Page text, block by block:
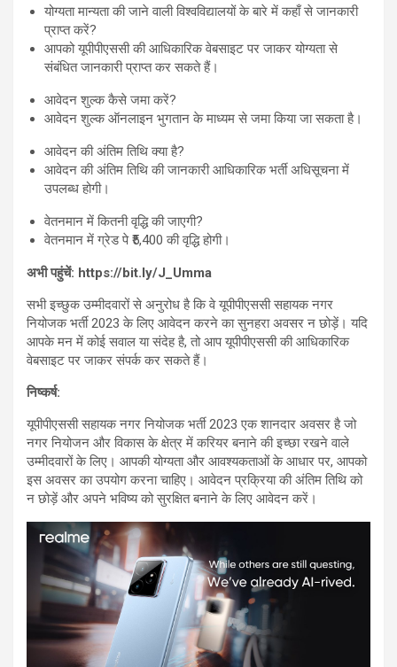
योग्यता मान्यता की जाने वाली विश्वविद्यालयों के बारे में कहाँ से जानकारी
प्राप्त करें?
आपको यूपीपीएससी की आधिकारिक वेबसाइट पर जाकर योग्यता से
संबंधित जानकारी प्राप्त कर सकते हैं।
आवेदन शुल्क कैसे जमा करें?
आवेदन शुल्क ऑनलाइन भुगतान के माध्यम से जमा किया जा सकता है।
आवेदन की अंतिम तिथि क्या है?
आवेदन की अंतिम तिथि की जानकारी आधिकारिक भर्ती अधिसूचना में
उपलब्ध होगी।
वेतनमान में कितनी वृद्धि की जाएगी?
वेतनमान में ग्रेड पे ₹5,400 की वृद्धि होगी।
अभी पहुंचें: https://bit.ly/J_Umma
सभी इच्छुक उम्मीदवारों से अनुरोध है कि वे यूपीपीएससी सहायक नगर
नियोजक भर्ती 2023 के लिए आवेदन करने का सुनहरा अवसर न छोड़ें। यदि
आपके मन में कोई सवाल या संदेह है, तो आप यूपीपीएससी की आधिकारिक
वेबसाइट पर जाकर संपर्क कर सकते हैं।
निष्कर्ष:
यूपीपीएससी सहायक नगर नियोजक भर्ती 2023 एक शानदार अवसर है जो
नगर नियोजन और विकास के क्षेत्र में करियर बनाने की इच्छा रखने वाले
उम्मीदवारों के लिए। आपकी योग्यता और आवश्यकताओं के आधार पर, आपको
इस अवसर का उपयोग करना चाहिए। आवेदन प्रक्रिया की अंतिम तिथि को
न छोड़ें और अपने भविष्य को सुरक्षित बनाने के लिए आवेदन करें।